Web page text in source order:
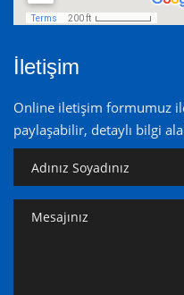
İletişim
Online iletişim formumuz
paylaşabilir, detaylı bilgi